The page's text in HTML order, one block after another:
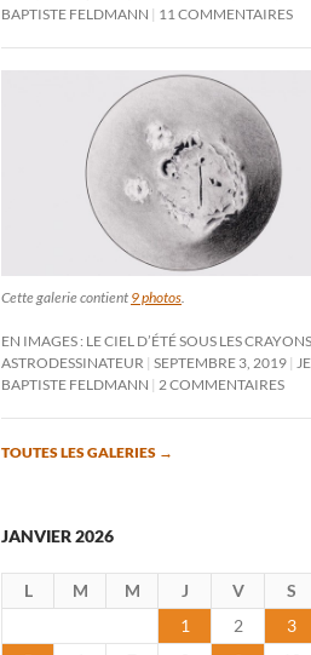
BAPTISTE FELDMANN
11 COMMENTAIRES
Cette galerie contient 9 photos
EN IMAGES : LE CIEL D’ÉTÉ SOUS LES
ASTRODESSINATEUR SEPTEMBRE 3, 2019
BAPTISTE FELDMANN
2 COMMENTAIRES
TOUTES LES GALERIES →
JANVIER 2026
L M M J V S
1
2 3